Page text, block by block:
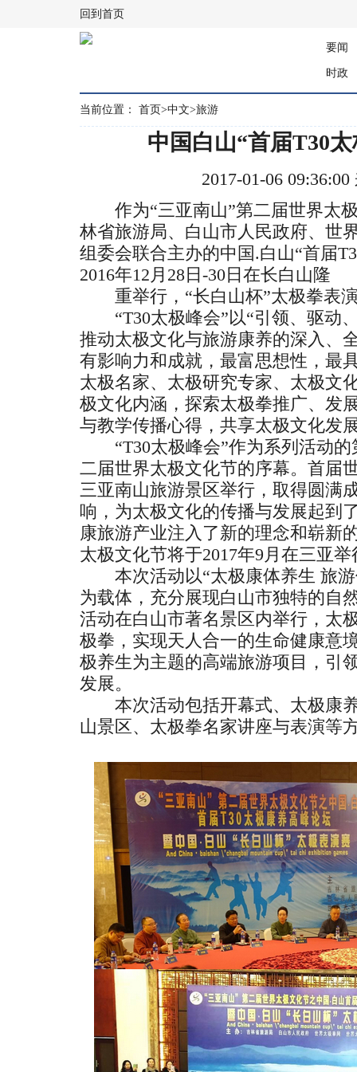
回到首页
要闻
时政
当前位置： 首页>中文>旅游
中国白山“首届T30
2017-01-06
作为“三亚南山”第二届世界太
林省旅游局、白山市人民政府、世
组委会联合主办的中国.白山“首届
2016年12月28日-30日在长白山隆
重举行，“长白山杯”太极拳表
“T30太极峰会”以“引领、驱动
推动太极文化与旅游康养的深入、
有影响力和成就，最富思想性，最
太极名家、太极研究专家、太极文
极文化内涵，探索太极拳推广、发
与教学传播心得，共享太极文化发
“T30太极峰会”作为系列活动的
二届世界太极文化节的序幕。首届
三亚南山旅游景区举行，取得圆满
响，为太极文化的传播与发展起到
康旅游产业注入了新的理念和崭新
太极文化节将于2017年9月在三亚举
本次活动以“太极康体养生 旅游
为载体，充分展现白山市独特的自
活动在白山市著名景区内举行，太
极拳，实现天人合一的生命健康意
极养生为主题的高端旅游项目，引
发展。
本次活动包括开幕式、太极康
山景区、太极拳名家讲座与表演等